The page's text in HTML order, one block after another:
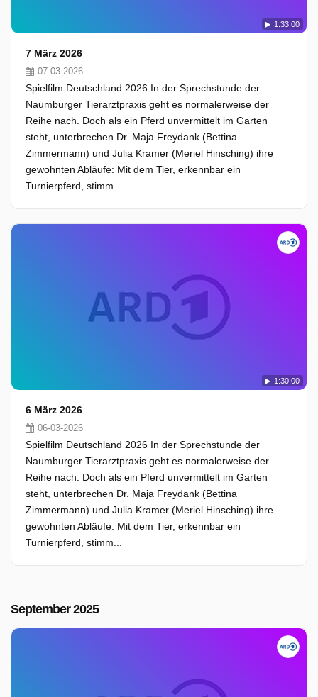
1:33:00
7 März 2026
07-03-2026
Spielfilm Deutschland 2026 In der Sprechstunde der
Naumburger Tierarztpraxis geht es normalerweise der
Reihe nach. Doch als ein Pferd unvermittelt im Garten
steht, unterbrechen Dr. Maja Freydank (Bettina
Zimmermann) und Julia Kramer (Meriel Hinsching) ihre
gewohnten Abläufe: Mit dem Tier, erkennbar ein
Turnierpferd, stimm...
1:30:00
6 März 2026
06-03-2026
Spielfilm Deutschland 2026 In der Sprechstunde der
Naumburger Tierarztpraxis geht es normalerweise der
Reihe nach. Doch als ein Pferd unvermittelt im Garten
steht, unterbrechen Dr. Maja Freydank (Bettina
Zimmermann) und Julia Kramer (Meriel Hinsching) ihre
gewohnten Abläufe: Mit dem Tier, erkennbar ein
Turnierpferd, stimm...
September 2025